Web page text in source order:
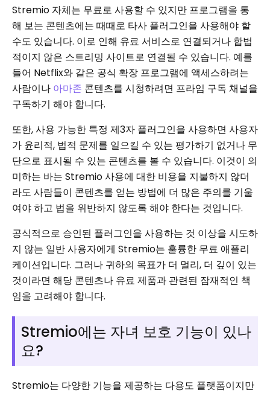
Stremio 자체는 무료로 사용할 수 있지만 프로그램을 통
해 보는 콘텐츠에는 때때로 타사 플러그인을 사용해야 할
수도 있습니다. 이로 인해 유료 서비스로 연결되거나 합법
적이지 않은 스트리밍 사이트로 연결될 수 있습니다. 예를
들어 Netflix와 같은 공식 확장 프로그램에 액세스하려는
사람이나 아마존 콘텐츠를 시청하려면 프라임 구독 채널을
구독하기 해야 합니다.
또한, 사용 가능한 특정 제3자 플러그인을 사용하면 사용자
가 윤리적, 법적 문제를 일으킬 수 있는 평가하기 없거나 무
단으로 표시될 수 있는 콘텐츠를 볼 수 있습니다. 이것이 의
미하는 바는 Stremio 사용에 대한 비용을 지불하지 않더
라도 사람들이 콘텐츠를 얻는 방법에 더 많은 주의를 기울
여야 하고 법을 위반하지 않도록 해야 한다는 것입니다.
공식적으로 승인된 플러그인을 사용하는 것 이상을 시도하
지 않는 일반 사용자에게 Stremio는 훌륭한 무료 애플리
케이션입니다. 그러나 귀하의 목표가 더 멀리, 더 깊이 있는
것이라면 해당 콘텐츠나 유료 제품과 관련된 잠재적인 책
임을 고려해야 합니다.
Stremio에는 자녀 보호 기능이 있나
요?
Stremio는 다양한 기능을 제공하는 다용도 플랫폼이지만